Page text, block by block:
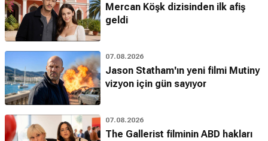
Mercan Köşk dizisinden ilk afiş
geldi
07.08.2026
Jason Statham'ın yeni filmi Mutiny
vizyon için gün sayıyor
07.08.2026
The Gallerist filminin ABD hakları